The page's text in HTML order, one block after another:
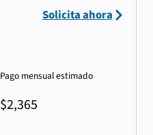
Pago mensual estimado
$2,365
Solicita ahora